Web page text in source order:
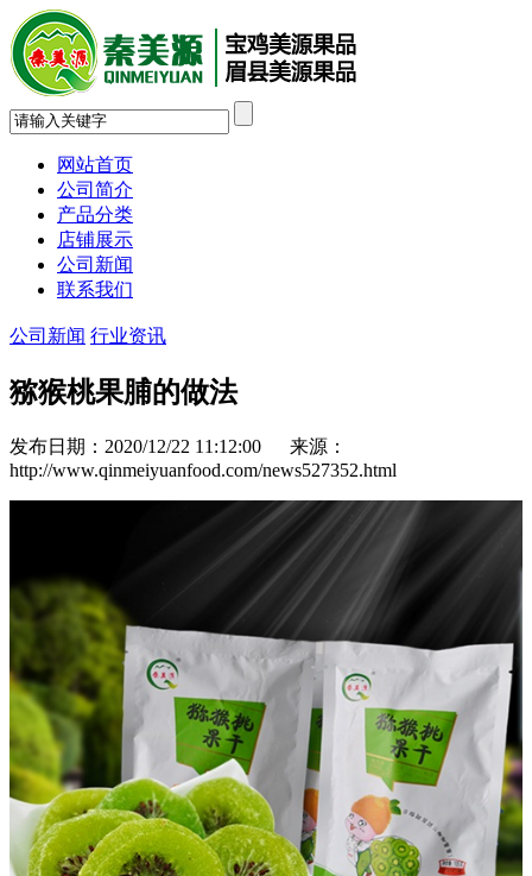
网站首页
公司简介
产品分类
店铺展示
公司新闻
联系我们
公司新闻 行业资讯
猕猴桃果脯的做法
发布日期：2020/12/22 11:12:00 来源：
http://www.qinmeiyuanfood.com/news527352.html